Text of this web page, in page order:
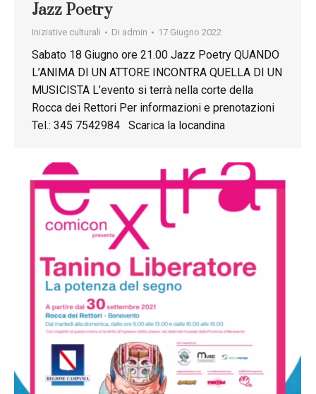
Jazz Poetry
Iniziative culturali Di admin 17 Giugno 2022
Sabato 18 Giugno ore 21.00 Jazz Poetry QUANDO
L’ANIMA DI UN ATTORE INCONTRA QUELLA DI UN
MUSICISTA L’evento si terrà nella corte della
Rocca dei Rettori Per informazioni e prenotazioni
Tel.: 345 7542984 Scarica la locandina